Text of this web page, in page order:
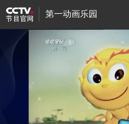
第一动画乐园